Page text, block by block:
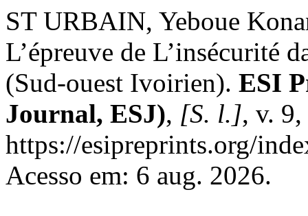
ST URBAIN, Yeboue
L’épreuve de L’insécurité
(Sud-ouest Ivoirien). ESI
Journal, ESJ), [S. l.], v.
https://esipreprints.org/
Acesso em: 6 aug. 2026.